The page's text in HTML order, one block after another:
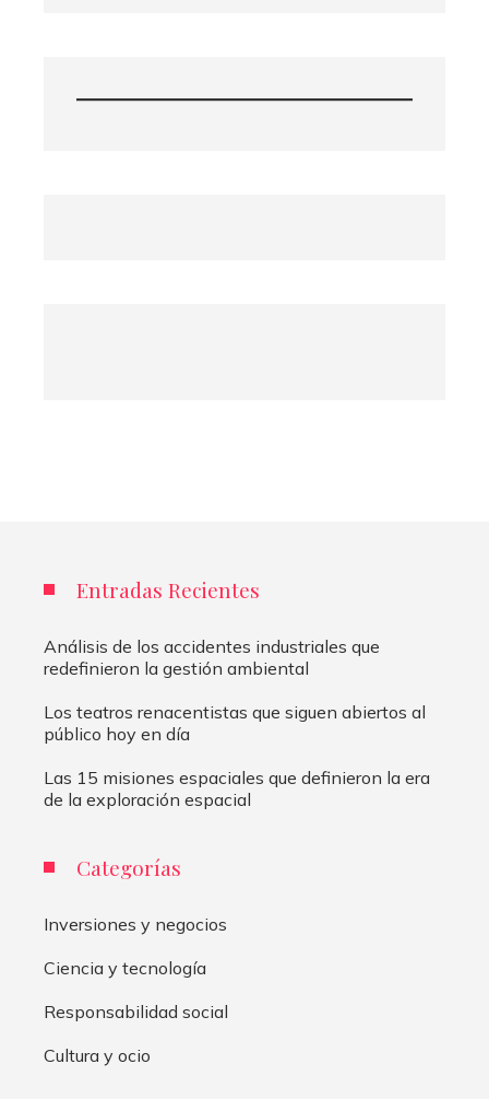
Entradas Recientes
Análisis de los accidentes industriales que
redefinieron la gestión ambiental
Los teatros renacentistas que siguen abiertos al
público hoy en día
Las 15 misiones espaciales que definieron la era
de la exploración espacial
Categorías
Inversiones y negocios
Ciencia y tecnología
Responsabilidad social
Cultura y ocio